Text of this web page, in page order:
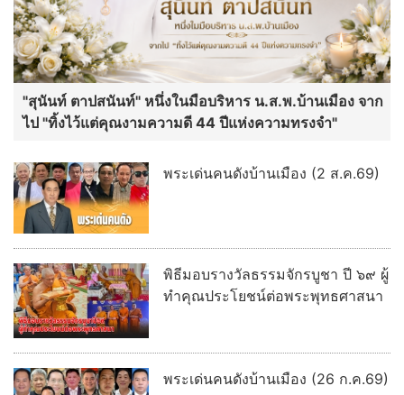
พิธีมอบรางวัลธรรมจักรบูชา ปี ๖๙ ผู้
ทำคุณประโยชน์ต่อพระพุทธศาสนา
พระเด่นคนดังบ้านเมือง (26 ก.ค.69)
อ่านต่อทั้งหมด
เลขเด็ด ข่าวดัง